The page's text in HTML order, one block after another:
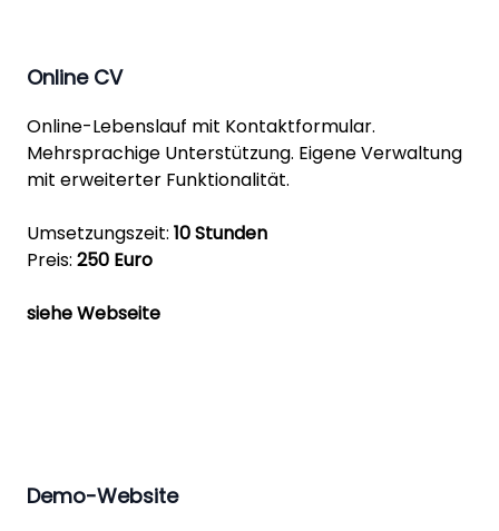
Online CV
Online-Lebenslauf mit Kontaktformular.
Mehrsprachige Unterstützung. Eigene Verwaltung
mit erweiterter Funktionalität.
Umsetzungszeit: 10 Stunden
Preis: 250 Euro
siehe Webseite
Demo-Website